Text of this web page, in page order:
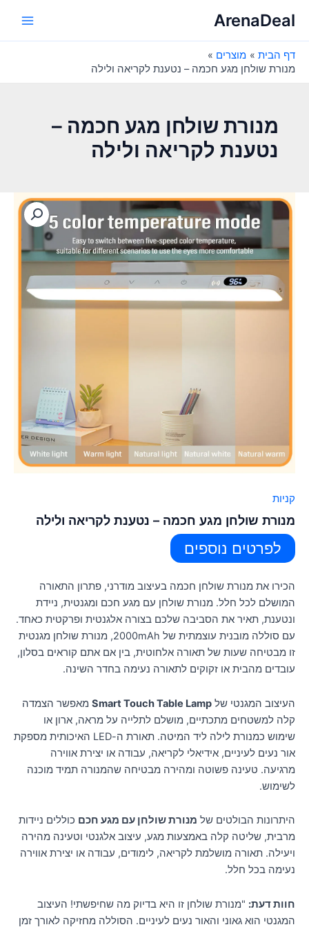
לתוכןArenaDeal
דף הבית
מוצרים
מנורת שולחן מגע חכמה – נטענת לקריאה ולילה
מנורת שולחן מגע חכמה –
נטענת לקריאה ולילה
קניות
מנורת שולחן מגע חכמה – נטענת לקריאה ולילה
לפרטים נוספים
הכירו את מנורת שולחן חכמה בעיצוב מודרני, פתרון התאורה
המושלם לכל חלל. מנורת שולחן עם מגע חכם ומגנטית, ניידת
ונטענת, תאיר את הסביבה שלכם בצורה אלגנטית ופרקטית כאחד.
עם סוללה מובנית עוצמתית של 2000mAh, מנורת שולחן מגנטית
זו מבטיחה שעות של תאורה אלחוטית, בין אם אתם קוראים בסלון,
עובדים מהבית או זקוקים לתאורה נעימה בחדר השינה.
העיצוב המגנטי של Smart Touch Table Lamp מאפשר הצמדה
קלה למשטחים מתכתיים, מושלם לתלייה על מראה, ארון או
שימוש כמנורת לילה ליד המיטה. תאורת ה-LED האיכותית מספקת
אור נעים לעיניים, אידיאלי לקריאה, עבודה או יצירת אווירה
מרגיעה. טעינה פשוטה ומהירה מבטיחה שהמנורה תמיד מוכנה
לשימוש.
היתרונות הבולטים של מנורת שולחן עם מגע חכם כוללים ניידות
מרבית, שליטה קלה באמצעות מגע, עיצוב אלגנטי וטעינה מהירה
ויעילה. תאורה מושלמת לקריאה, לימודים, עבודה או יצירת אווירה
נעימה בכל חלל.
חוות דעת: "מנורת שולחן זו היא בדיוק מה שחיפשתי! העיצוב
המגנטי הוא גאוני והאור נעים לעיניים. הסוללה מחזיקה לאורך זמן